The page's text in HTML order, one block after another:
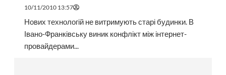
10/11/2010 13:57
Нових технологій не витримують старі будинки. В
Івано-Франківську виник конфлікт між інтернет-
провайдерами...